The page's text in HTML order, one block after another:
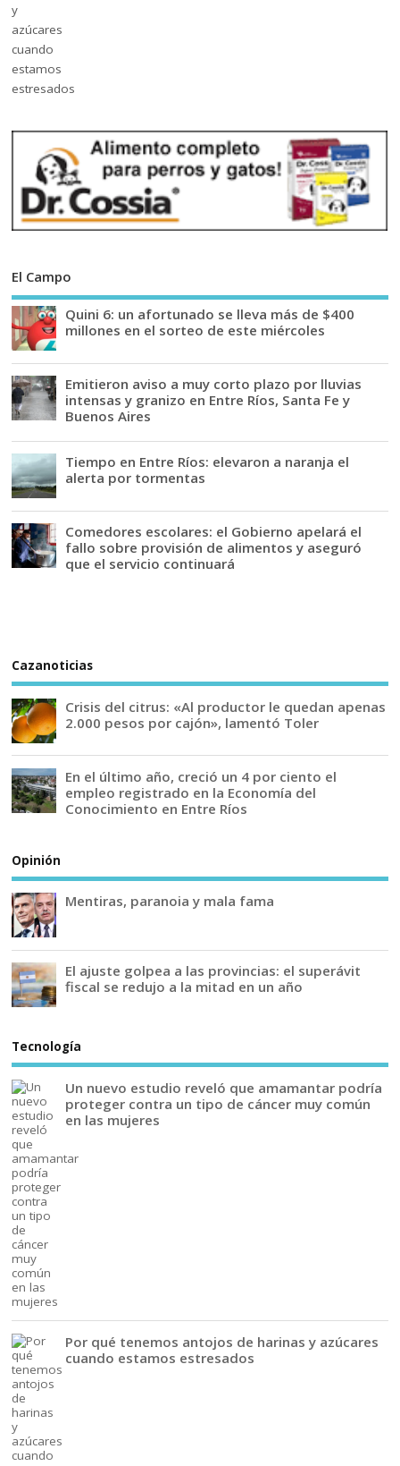
El Campo
Quini 6: un afortunado se lleva más de $400
millones en el sorteo de este miércoles
Emitieron aviso a muy corto plazo por lluvias
intensas y granizo en Entre Ríos, Santa Fe y
Buenos Aires
Tiempo en Entre Ríos: elevaron a naranja el
alerta por tormentas
Comedores escolares: el Gobierno apelará el
fallo sobre provisión de alimentos y aseguró
que el servicio continuará
Cazanoticias
Crisis del citrus: «Al productor le quedan apenas
2.000 pesos por cajón», lamentó Toler
En el último año, creció un 4 por ciento el
empleo registrado en la Economía del
Conocimiento en Entre Ríos
Opinión
Mentiras, paranoia y mala fama
El ajuste golpea a las provincias: el superávit
fiscal se redujo a la mitad en un año
Tecnología
Un nuevo estudio reveló que amamantar podría
proteger contra un tipo de cáncer muy común
en las mujeres
Por qué tenemos antojos de harinas y azúcares
cuando estamos estresados